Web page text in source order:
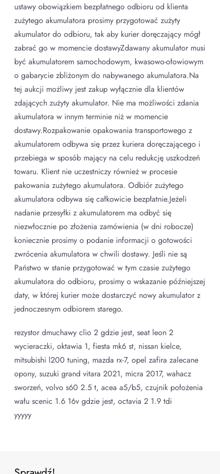
ustawy obowiązkiem bezpłatnego odbioru od klienta
zużytego akumulatora prosimy przygotować zużyty
akumulator do odbioru, tak aby kurier doręczający mógł
zabrać go w momencie dostawyZdawany akumulator musi
być akumulatorem samochodowym, kwasowo-ołowiowym
o gabarycie zbliżonym do nabywanego akumulatora.Na
tej aukcji możliwy jest zakup wyłącznie dla klientów
zdających zużyty akumulator. Nie ma możliwości zdania
akumulatora w innym terminie niż w momencie
dostawy.Rozpakowanie opakowania transportowego z
akumulatorem odbywa się przez kuriera doręczającego i
przebiega w sposób mający na celu redukcję uszkodzeń
towaru. Klient nie uczestniczy również w procesie
pakowania zużytego akumulatora. Odbiór zużytego
akumulatora odbywa się całkowicie bezpłatnie.Jeżeli
nadanie przesyłki z akumulatorem ma odbyć się
niezwłocznie po złożenia zamówienia (w dni robocze)
koniecznie prosimy o podanie informacji o gotowości
zwrócenia akumulatora w chwili dostawy. Jeśli nie są
Państwo w stanie przygotować w tym czasie zużytego
akumulatora do odbioru, prosimy o wskazanie późniejszej
daty, w której kurier może dostarczyć nowy akumulator z
jednoczesnym odbiorem starego.
rezystor dmuchawy clio 2 gdzie jest, seat leon 2
wycieraczki, oktawia 1, fiesta mk6 st, nissan kielce,
mitsubishi l200 tuning, mazda rx-7, opel zafira zalecane
opony, suzuki grand vitara 2021, micra 2017, wahacz
sworzeń, volvo s60 2.5 t, acea a5/b5, czujnik położenia
wału scenic 1.6 16v gdzie jest, octavia 2 1.9 tdi
yyyyy